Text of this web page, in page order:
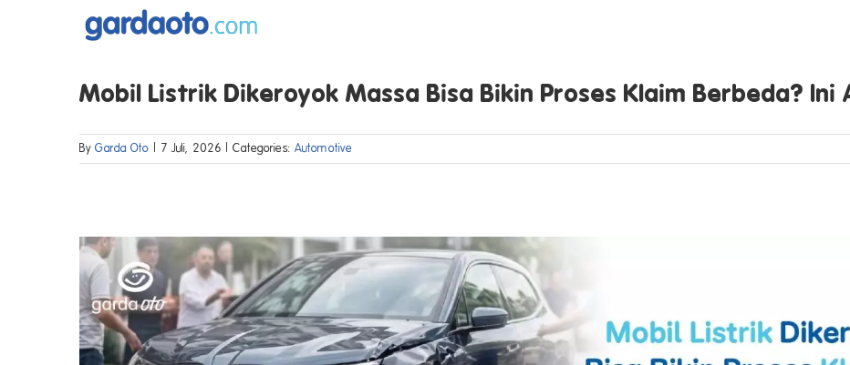
Mobil Listrik Dikeroyok Massa Bisa Bikin Proses Klaim Berbeda? Ini
ByGarda Oto | 7 Juli, 2026 | Categories: Automotive